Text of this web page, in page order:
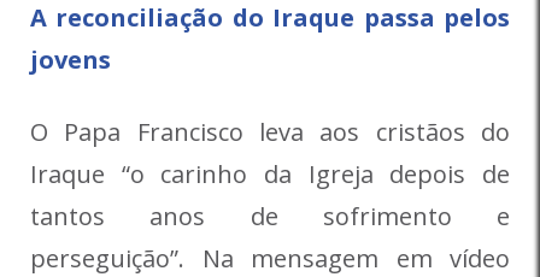
A reconciliação do Iraque passa pelos
jovens
O Papa Francisco leva aos cristãos do
Iraque “o carinho da Igreja depois de
tantos anos de sofrimento e
perseguição”. Na mensagem em vídeo